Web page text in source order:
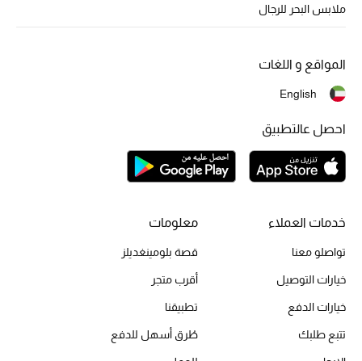
أبرز المصممين
الديكورات والإكسسوارات
الحمام
مستلزمات المنزل
ملابس البحر للرجال
خدمات العملاء
تواصلو معنا
خيارات التوصيل
خيارات الدفع
تتبع طلبك
معلومات
قصة بلومينغديلز
أقرب متجر
تطبيقنا
طُرق أسهل للدفع
المواقع و اللغات
English
احصل عالتطبيق